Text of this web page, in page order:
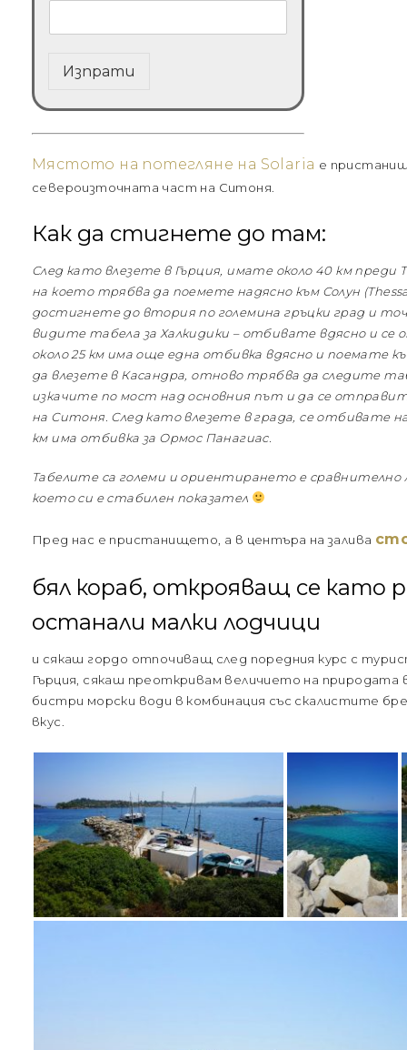
Изпрати
Мястото на потегляне на Solaria e
североизточната част на Ситоня.
Как да стигнете до там:
След като влезете в Гърция, имате около 40 км
на което трябва да поемете надясно към Солун
достигнете до втория по големина гръцки град и
видите табела за Халкидики – отбивате вдясно и се
около 25 км има още една отбивка вдясно и поемате
да влезете в Касандра, отново трябва да следите
изкачите по мост над основния път и да се
на Ситоня. След като влезете в града, се отбивате
км има отбивка за Ормос Панагиас.
Табелите са големи и ориентирането е сравнително
което си е стабилен показател
Пред нас е пристанището, а в центъра на залива
бял кораб, открояващ се като
останали малки лодчици
и сякаш гордо отпочиващ след поредния курс с
Гърция, сякаш преоткривам величието на
бистри морски води в комбинация със скалистите
вкус.